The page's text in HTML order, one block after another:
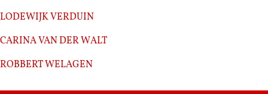
Lodewijk Verduin
Carina van der Walt
Robbert Welagen